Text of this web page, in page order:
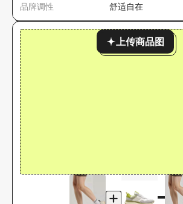
品牌调性
舒适自在
上传商品图